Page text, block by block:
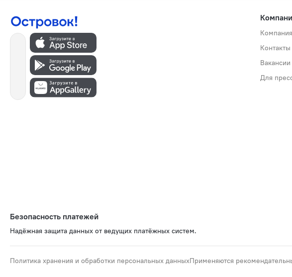
Контакты
Вакансии
Для
Безопасность платежей
Надёжная защита данных от ведущих платёжных систем.
Политика хранения и обработки персональных данныхПрименяются